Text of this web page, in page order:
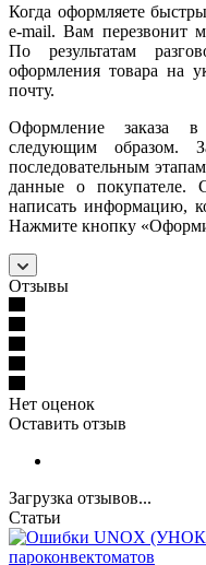
Когда оформляете
e-mail. Вам перезвонит
По результатам
оформления товара на
почту.
Оформление заказа
следующим образом.
последовательным
данные о покупателе.
написать информацию,
Нажмите кнопку
Отзывы
Нет оценок
Оставить отзыв
Загрузка отзывов...
Статьи